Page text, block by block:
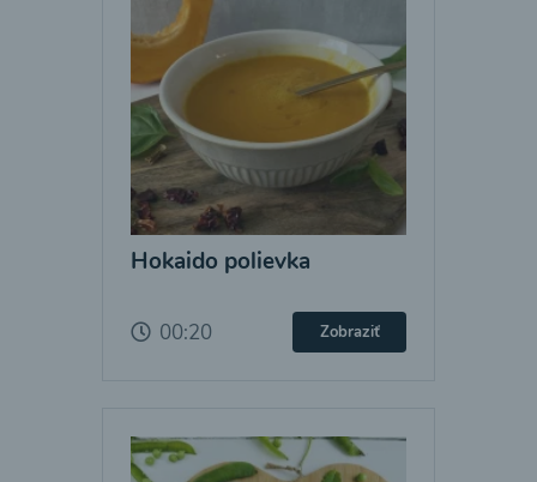
Hokaido polievka
00:20 Zobraziť